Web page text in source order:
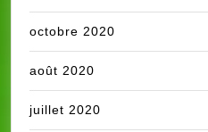
octobre 2020
août 2020
juillet 2020